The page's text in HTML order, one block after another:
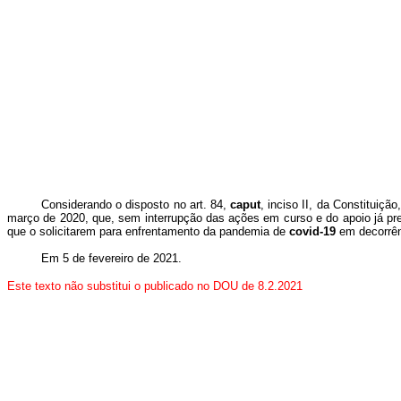
Considerando o disposto no art. 84,caput, inciso II, da
março de 2020, que, sem interrupção das ações em curso e do apoio já
que o solicitarem para enfrentamento da pandemia de covid-19 em
Em 5 de fevereiro de 2021.
Este texto não substitui o publicado no DOU de 8.2.2021